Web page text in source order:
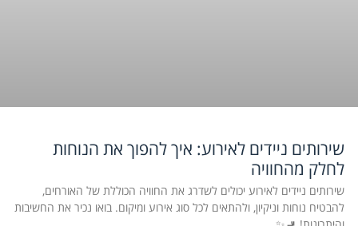
שירותים ניידים לאירוע: איך להפוך את הנוחות
לחלק מהחוויה
שירותים ניידים לאירוע יכולים לשדרג את החוויה הכוללת של האורחים,
להבטיח נוחות וניקיון, ולהתאים לכל סוג אירוע ומיקום. בואו נכיר את החשיבות